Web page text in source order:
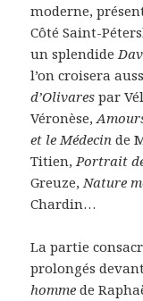
moderne,
Côté Saint-
un splendide
l’on croisera
d’Olivares par
Véronèse,
et le Médecin de
Titien,Portrait
Greuze,Nature
Chardin…
La partie
prolongés
homme de